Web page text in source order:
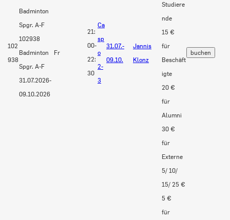
102
938
Badminton
Spgr. A-F
102938
Badminton
Spgr. A-F
31.07.2026-
09.10.2026
Fr
21:
00-
22:
30
Ca
sp
o
2-
3
31.07.-
09.10.
Jannis
Klonz
Studiere
nde
15 €
für
Beschäft
igte
20 €
für
Alumni
30 €
für
Externe
5/ 10/
15/ 25 €
5 €
für